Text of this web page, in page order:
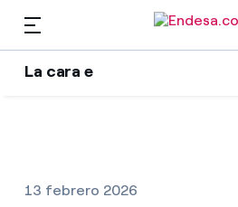
La cara e
Autores
Hogares
13 febrero 2026